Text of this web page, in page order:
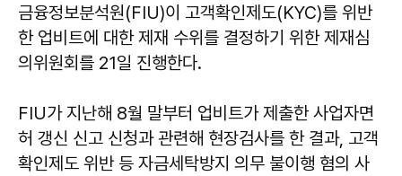
금융정보분석원(FIU)이 고객확인제도(KYC)를 위반
한 업비트에 대한 제재 수위를 결정하기 위한 제재심
의위원회를 21일 진행한다.
FIU가 지난해 8월 말부터 업비트가 제출한 사업자면
허 갱신 신고 신청과 관련해 현장검사를 한 결과, 고객
확인제도 위반 등 자금세탁방지 의무 불이행 혐의 사